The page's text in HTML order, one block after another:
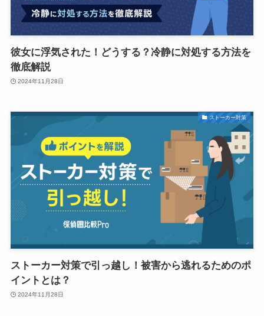
彼女に浮気された！どうする？冷静に対処する方法を
徹底解説
2024年11月28日
ストーカー対策
ストーカー対策で引っ越し！被害から逃れるためのポ
イントとは？
2024年11月28日